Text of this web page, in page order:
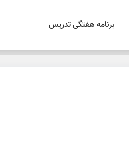
برنامه هفتگی تدریس